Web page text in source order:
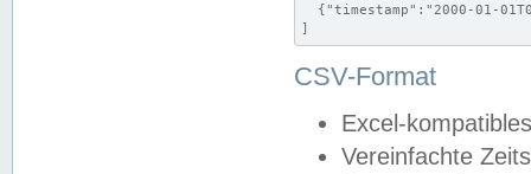
{"timestamp":"2000-01-
]
CSV-Format
Excel-
Vereinfachte